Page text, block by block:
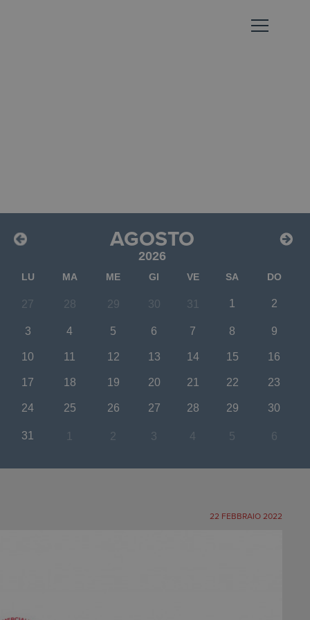
AGOSTO
2026
LU MA ME GI VE SA DO
27 28 29 30 31 1 2
3 4 5 6 7 8 9
10 11 12 13 14 15 16
17 18 19 20 21 22 23
24 25 26 27 28 29 30
31 1 2 3 4 5 6
22 FEBBRAIO 2022